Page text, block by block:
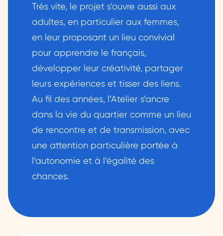
Très vite, le projet s’ouvre aussi aux
adultes, en particulier aux femmes,
en leur proposant un lieu convivial
pour apprendre le français,
développer leur créativité, partager
leurs expériences et tisser des liens.
Au fil des années, l’Atelier s’ancre
dans la vie du quartier comme un lieu
de rencontre et de transmission, avec
une attention particulière portée à
l’autonomie et à l’égalité des
chances.